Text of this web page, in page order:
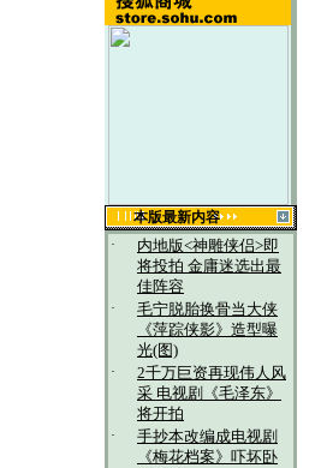
本版最新内容
·
内地版<神雕侠侣>即
将投拍 金庸迷选出最
佳阵容
·
毛宁脱胎换骨当大侠
《萍踪侠影》造型曝
光(图)
·
2千万巨资再现伟人风
采 电视剧《毛泽东》
将开拍
·
手抄本改编成电视剧
《梅花档案》吓坏卧